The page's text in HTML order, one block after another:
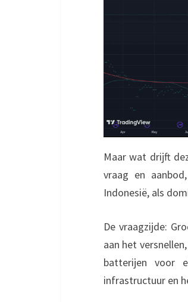
Maar wat drijft
vraag en
Indonesië, als
De vraagzijde:
aan het
batterijen voor
infrastructuur en